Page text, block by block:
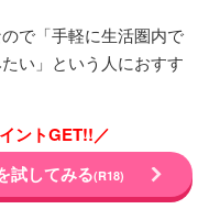
で「手軽に生活圏内で
い」という人におすす
ントGET!!／
試してみる(R18)